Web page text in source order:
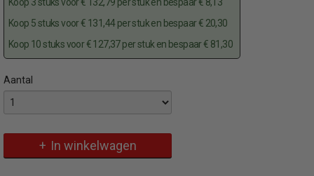
Koop 5 stuks voor € 131,44 per stuk en bespaar € 20,30
Koop 10 stuks voor € 127,37 per stuk en bespaar € 81,30
Aantal
In winkelwagen
Specificaties
460ZB
EAN code
Omschrijving